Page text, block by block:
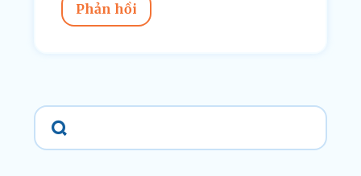
Phản hồi